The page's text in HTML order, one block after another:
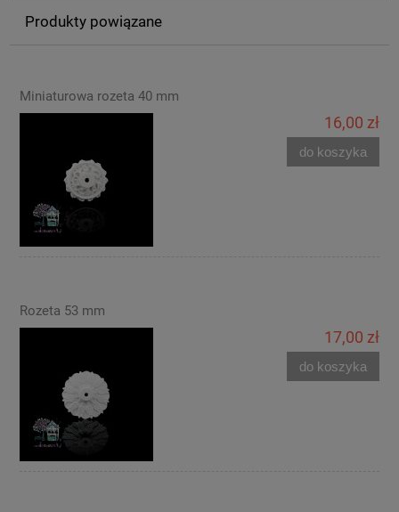
Produkty powiązane
Miniaturowa rozeta 40 mm
16,00 zł
do koszyka
Rozeta 53 mm
17,00 zł
do koszyka